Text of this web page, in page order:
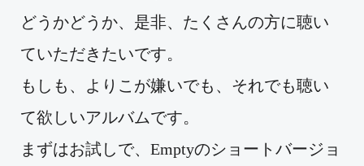
どうかどうか、是非、たくさんの方に聴い
ていただきたいです。
もしも、よりこが嫌いでも、それでも聴い
て欲しいアルバムです。
まずはお試しで、Emptyのショートバージョ